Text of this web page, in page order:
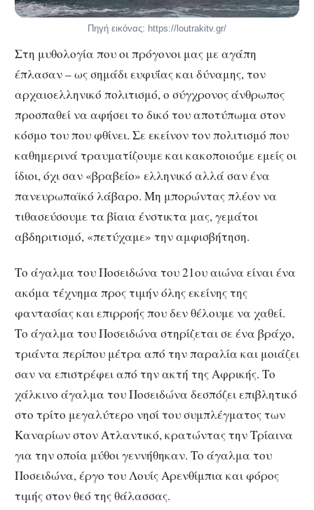
Πηγή εικόνας: https://loutrakitv.gr/
Στη μυθολογία που οι πρόγονοι μας με αγάπη
έπλασαν – ως σημάδι ευφυΐας και δύναμης, τον
αρχαιοελληνικό πολιτισμό, ο σύγχρονος άνθρωπος
προσπαθεί να αφήσει το δικό του αποτύπωμα στον
κόσμο του που φθίνει. Σε εκείνον τον πολιτισμό που
καθημερινά τραυματίζουμε και κακοποιούμε εμείς οι
ίδιοι, όχι σαν «βραβείο» ελληνικό αλλά σαν ένα
πανευρωπαϊκό λάβαρο. Μη μπορώντας πλέον να
τιθασεύσουμε τα βίαια ένστικτα μας, γεμάτοι
αβδηριτισμό, «πετύχαμε» την αμφισβήτηση.
Το άγαλμα του Ποσειδώνα του 21ου αιώνα είναι ένα
ακόμα τέχνημα προς τιμήν όλης εκείνης της
φαντασίας και επιρροής που δεν θέλουμε να χαθεί.
Το άγαλμα του Ποσειδώνα στηρίζεται σε ένα βράχο,
τριάντα περίπου μέτρα από την παραλία και μοιάζει
σαν να επιστρέφει από την ακτή της Αφρικής. Το
χάλκινο άγαλμα του Ποσειδώνα δεσπόζει επιβλητικό
στο τρίτο μεγαλύτερο νησί του συμπλέγματος των
Καναρίων στον Ατλαντικό, κρατώντας την Τρίαινα
για την οποία μύθοι γεννήθηκαν. Το άγαλμα του
Ποσειδώνα, έργο του Λουίς Αρενθίμπια και φόρος
τιμής στον θεό της θάλασσας.